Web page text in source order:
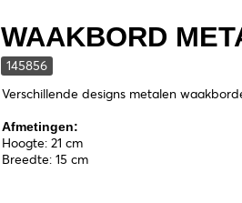
WAAKBORD
145856
Verschillende designs metalen
Afmetingen:
Hoogte: 21 cm
Breedte: 15 cm